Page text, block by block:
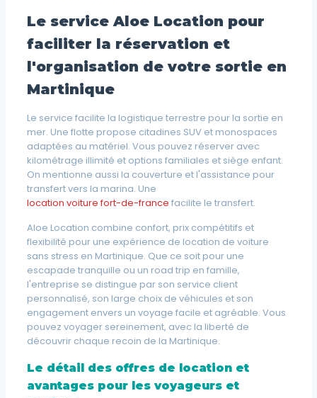
Le service Aloe Location pour
faciliter la réservation et
l'organisation de votre sortie en
Martinique
Le service facilite la logistique terrestre pour la sortie en
mer. Une flotte propose citadines SUV et monospaces
adaptées au matériel. Vous pouvez réserver avec
kilométrage illimité et options familiales et siège enfant.
On mentionne aussi la couverture et l'assistance pour
transfert vers la marina. Une
location voiture fort-de-france facilite le transfert.
Aloe Location combine confort, prix compétitifs et
flexibilité pour une expérience de location de voiture
sans stress en Martinique. Que ce soit pour une
escapade tranquille ou un road trip en famille,
l'entreprise se distingue par son service client
personnalisé, son large choix de véhicules et son
engagement envers un voyage facile et agréable. Vous
pouvez voyager sereinement, avec la liberté de
découvrir chaque recoin de la Martinique.
Le détail des offres de location et
avantages pour les voyageurs et